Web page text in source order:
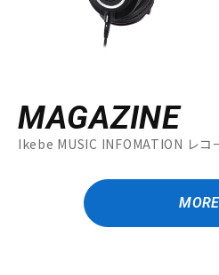
配信/ライブ機器
MAGAZINE
Ikebe MUSIC INFOMATION レコ
MORE